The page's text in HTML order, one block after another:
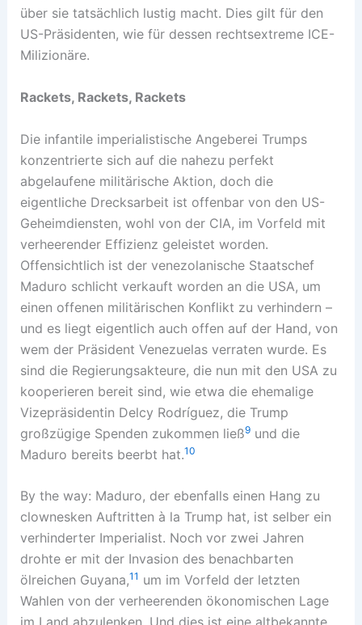
über sie tatsächlich lustig macht. Dies gilt für den
US-Präsidenten, wie für dessen rechtsextreme ICE-
Milizionäre.
Rackets, Rackets, Rackets
Die infantile imperialistische Angeberei Trumps
konzentrierte sich auf die nahezu perfekt
abgelaufene militärische Aktion, doch die
eigentliche Drecksarbeit ist offenbar von den US-
Geheimdiensten, wohl von der CIA, im Vorfeld mit
verheerender Effizienz geleistet worden.
Offensichtlich ist der venezolanische Staatschef
Maduro schlicht verkauft worden an die USA, um
einen offenen militärischen Konflikt zu verhindern –
und es liegt eigentlich auch offen auf der Hand, von
wem der Präsident Venezuelas verraten wurde. Es
sind die Regierungsakteure, die nun mit den USA zu
kooperieren bereit sind, wie etwa die ehemalige
Vizepräsidentin Delcy Rodríguez, die Trump
großzügige Spenden zukommen ließ9und die
Maduro bereits beerbt hat.10
By the way: Maduro, der ebenfalls einen Hang zu
clownesken Auftritten à la Trump hat, ist selber ein
verhinderter Imperialist. Noch vor zwei Jahren
drohte er mit der Invasion des benachbarten
ölreichen Guyana,11 um im Vorfeld der letzten
Wahlen von der verheerenden ökonomischen Lage